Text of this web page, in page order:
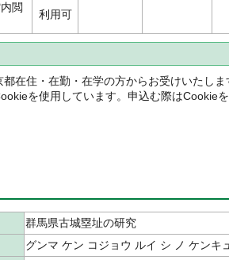
閲
利用可
都在住・在勤・在学の方からお受けいたしま
を使用しています。申込む際はCookie
群馬県古城塁址の研究
グンマ ケン コジョウ ルイ シ ノ ケンキ